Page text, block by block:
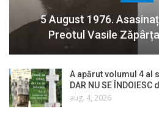
5 August 1976.
Preotul Vasile
A apărut volumul 4 al
DAR NU SE ÎNDOIESC
aug. 4, 2026